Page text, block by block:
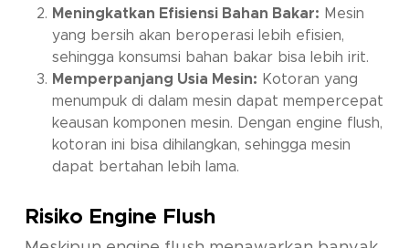
Meningkatkan Efisiensi Bahan Bakar: Mesin
yang bersih akan beroperasi lebih efisien,
sehingga konsumsi bahan bakar bisa lebih irit.
Memperpanjang Usia Mesin: Kotoran yang
menumpuk di dalam mesin dapat mempercepat
keausan komponen mesin. Dengan engine flush,
kotoran ini bisa dihilangkan, sehingga mesin
dapat bertahan lebih lama.
Risiko Engine Flush